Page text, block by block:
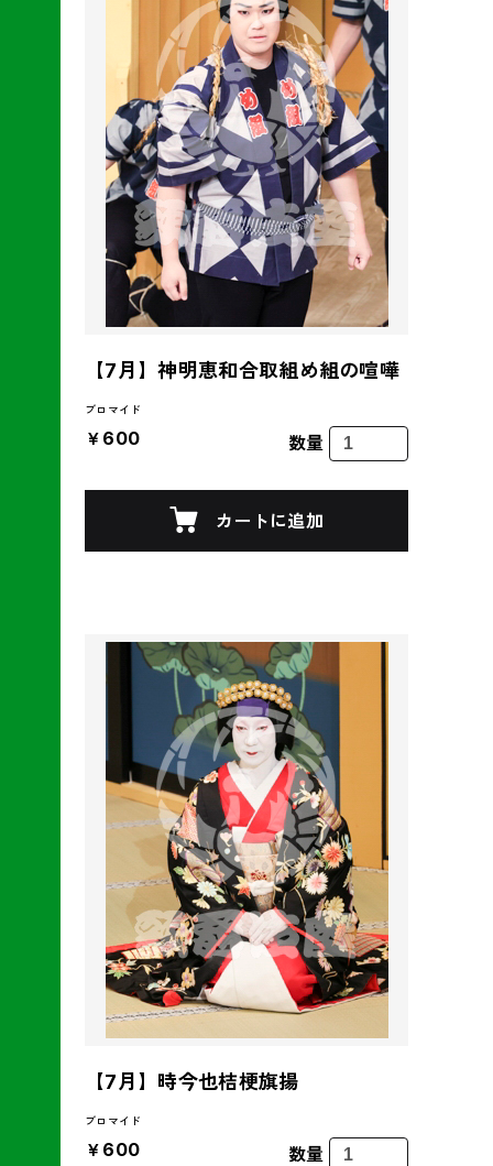
【7月】神明恵和合取組め組の喧嘩
ブロマイド
￥600 数量
カートに追加
【7月】時今也桔梗旗揚
ブロマイド
￥600 数量